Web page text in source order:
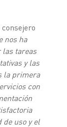
nos ha
las tareas
y las
la primera
con
uso y el